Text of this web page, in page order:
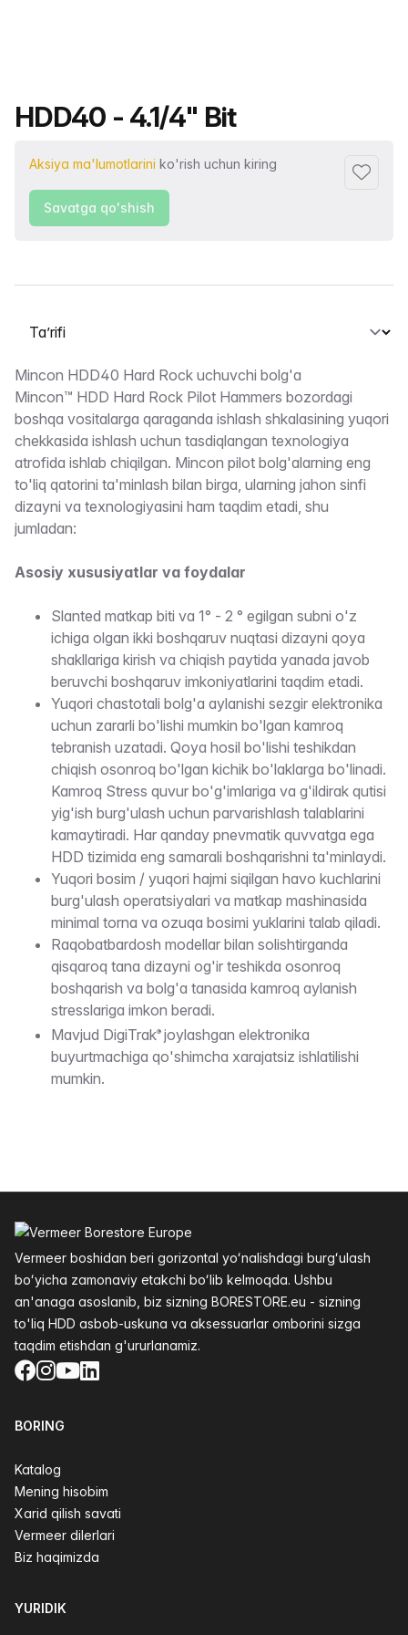
Mahsulot nomi
HDD40 - 4.1/4" Bit
Aksiya ma'lumotlarini ko'rish uchun kiring
Savatga qo'shish
Yorliqni tanlash
Taʼrifi
Mincon HDD40 Hard Rock uchuvchi bolg'a
Mincon™ HDD Hard Rock Pilot Hammers bozordagi
boshqa vositalarga qaraganda ishlash shkalasining yuqori
chekkasida ishlash uchun tasdiqlangan texnologiya
atrofida ishlab chiqilgan. Mincon pilot bolg'alarning eng
to'liq qatorini ta'minlash bilan birga, ularning jahon sinfi
dizayni va texnologiyasini ham taqdim etadi, shu
jumladan:
Asosiy xususiyatlar va foydalar
Slanted matkap biti va 1° - 2 ° egilgan subni o'z
ichiga olgan ikki boshqaruv nuqtasi dizayni qoya
shakllariga kirish va chiqish paytida yanada javob
beruvchi boshqaruv imkoniyatlarini taqdim etadi.
Yuqori chastotali bolg'a aylanishi sezgir elektronika
uchun zararli bo'lishi mumkin bo'lgan kamroq
tebranish uzatadi. Qoya hosil bo'lishi teshikdan
chiqish osonroq bo'lgan kichik bo'laklarga bo'linadi.
Kamroq Stress quvur bo'g'imlariga va g'ildirak qutisi
yig'ish burg'ulash uchun parvarishlash talablarini
kamaytiradi. Har qanday pnevmatik quvvatga ega
HDD tizimida eng samarali boshqarishni ta'minlaydi.
Yuqori bosim / yuqori hajmi siqilgan havo kuchlarini
burg'ulash operatsiyalari va matkap mashinasida
minimal torna va ozuqa bosimi yuklarini talab qiladi.
Raqobatbardosh modellar bilan solishtirganda
qisqaroq tana dizayni og'ir teshikda osonroq
boshqarish va bolg'a tanasida kamroq aylanish
stresslariga imkon beradi.
Mavjud DigiTrak® joylashgan elektronika
buyurtmachiga qo'shimcha xarajatsiz ishlatilishi
mumkin.
Vermeer boshidan beri gorizontal yoʻnalishdagi burgʻulash
boʻyicha zamonaviy etakchi boʻlib kelmoqda. Ushbu
an'anaga asoslanib, biz sizning BORESTORE.eu - sizning
to'liq HDD asbob-uskuna va aksessuarlar omborini sizga
taqdim etishdan g'ururlanamiz.
Facebook
Instagram
YouTube
LinkedIn
BORING
Katalog
Mening hisobim
Xarid qilish savati
Vermeer dilerlari
Biz haqimizda
YURIDIK